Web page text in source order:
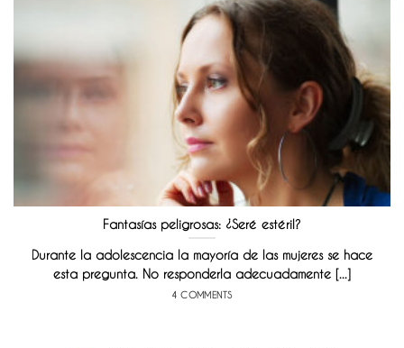
Fantasías peligrosas: ¿Seré estéril?
Durante la adolescencia la mayoría de las mujeres se hace
esta pregunta. No responderla adecuadamente [...]
4 COMMENTS